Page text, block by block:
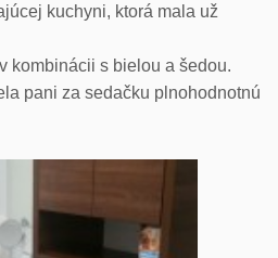
kuchyni, ktorá mala už
kombinácii s bielou a šedou.
pani za sedačku plnohodnotnú